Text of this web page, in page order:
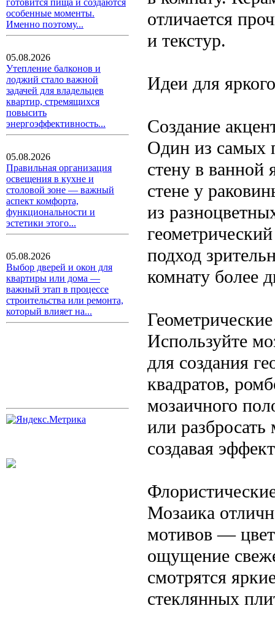
готовится пища и создаются
особенные моменты.
Именно поэтому...
05.08.2026
Утепление балконов и
лоджий стало важной
задачей для владельцев
квартир, стремящихся
повысить
энергоэффективность...
05.08.2026
Правильная организация
освещения в кухне и
столовой зоне — важный
аспект комфорта,
функциональности и
эстетики этого...
05.08.2026
Выбор дверей и окон для
квартиры или дома —
важный этап в процессе
строительства или ремонта,
который влияет на...
отличается
и текстур.
Идеи для
Создание
Один из самых
стену в
стене у
из
подход
комнату более
Используйте
для создания
квадратов,
мозаичного
или
создавая
Мозаика
мотивов —
ощущение
смотрятся
стеклянных